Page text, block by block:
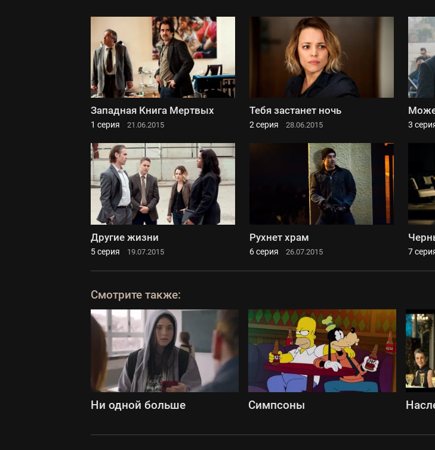
Западная Книга Мертвых
1 серия 21.06.2015
Тебя застанет ночь
2 серия 28.06.2015 3
Другие жизни
5 серия 19.07.2015
Рухнет храм
6 серия 26.07.2015 7
Смотрите также:
Ни одной больше Симпсоны